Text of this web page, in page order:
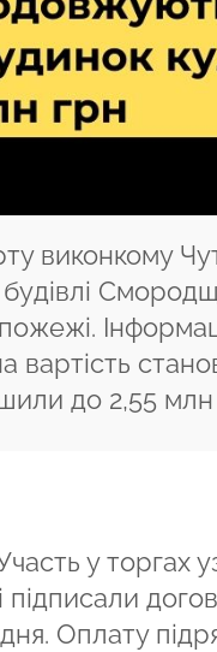
виконкому
вартість
до 2,55 млн
у
Оплату